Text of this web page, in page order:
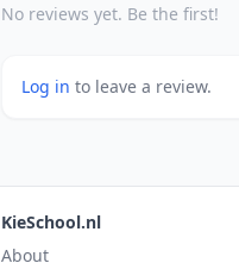
No reviews yet. Be the first!
Log in to leave a review.
KieSchool.nl
About